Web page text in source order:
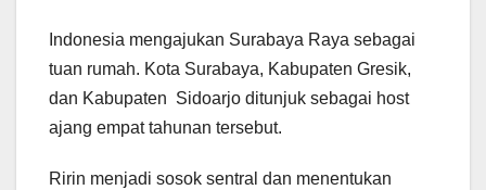
Indonesia mengajukan Surabaya Raya sebagai
tuan rumah. Kota Surabaya, Kabupaten Gresik,
dan Kabupaten Sidoarjo ditunjuk sebagai host
ajang empat tahunan tersebut.
Ririn menjadi sosok sentral dan menentukan